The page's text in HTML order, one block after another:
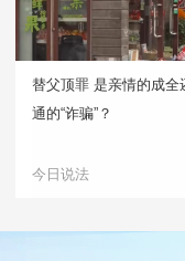
替父顶罪 是亲情的成全
通的“诈骗”？
今日说法